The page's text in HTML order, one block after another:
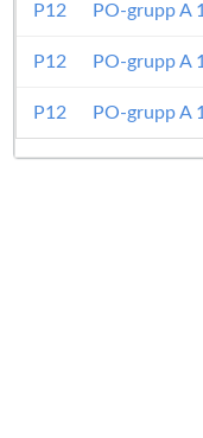
P12 PO-grupp A 1
P12 PO-grupp A 1
P12 PO-grupp A 1